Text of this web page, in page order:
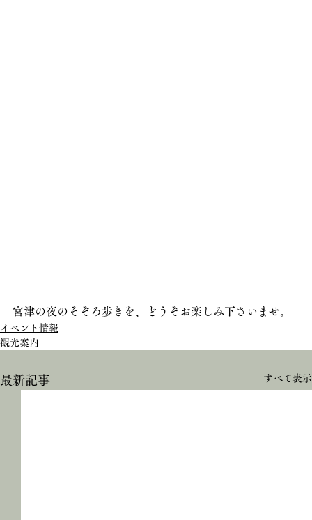
宮津の夜のそぞろ歩きを、どうぞお楽しみ下さいませ。
イベント情報
観光案内
最新記事 すべて表示